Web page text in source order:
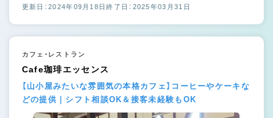
更新日：2024年09月18日終了日：2025年03月31日
カフェ・レストラン
Cafe珈琲エッセンス
【山小屋みたいな雰囲気の本格カフェ】コーヒーやケーキな
どの提供｜シフト相談OK＆接客未経験もOK